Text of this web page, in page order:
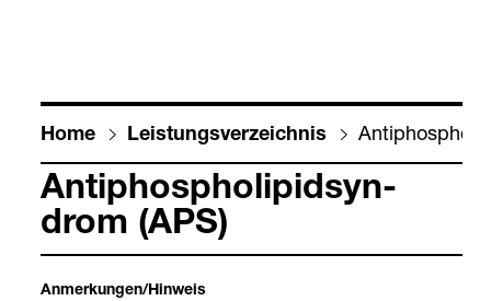
Home Leis­tungs­ver­zeich­nis
Anti­phos­pho­li­pid­syn­
drom (APS)
Anmer­kun­gen/Hin­weis